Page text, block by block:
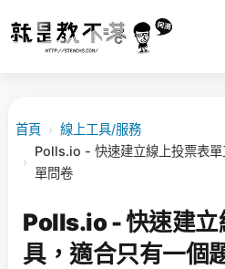
首頁 › 線上工具/服務
›
Polls.io - 快速建立線上投票表
單問卷
Polls.io - 快速建立
具，適合只有一個